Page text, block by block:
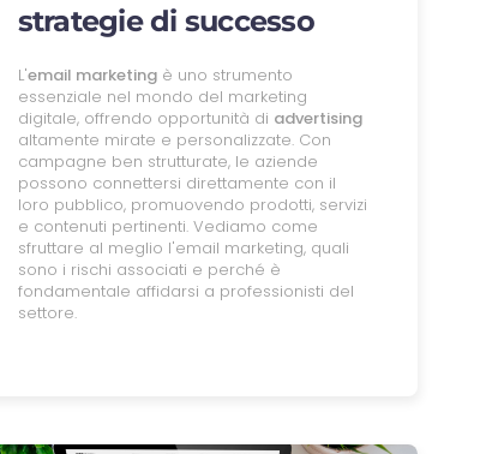
strategie di successo
L'email marketingè uno strumento
essenziale nel mondo del marketing
digitale, offrendo opportunità di advertising
altamente mirate e personalizzate. Con
campagne ben strutturate, le aziende
possono connettersi direttamente con il
loro pubblico, promuovendo prodotti, servizi
e contenuti pertinenti. Vediamo come
sfruttare al meglio l'email marketing, quali
sono i rischi associati e perché è
fondamentale affidarsi a professionisti del
settore.